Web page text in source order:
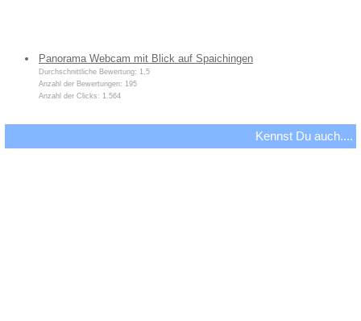
Panorama Webcam mit Blick auf Spaichingen
Durchschnittliche Bewertung: 1,5
Anzahl der Bewertungen: 195
Anzahl der Clicks: 1.564
Kennst Du auch....